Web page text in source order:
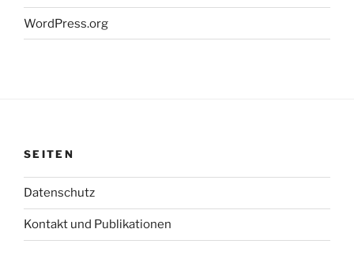
WordPress.org
SEITEN
Datenschutz
Kontakt und Publikationen